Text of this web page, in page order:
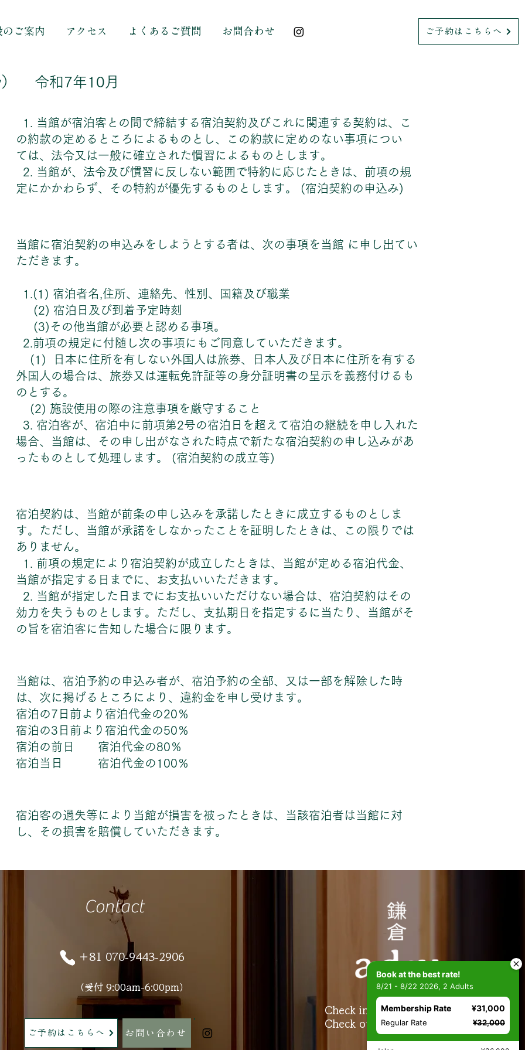
ご案内 アクセス よくあるご質問 お問合わせ ご予約はこちらへ
令和7年10月
1. 当館が宿泊客との間で締結する宿泊契約及びこれに関連する契約は、こ
の約款の定めるところによるものとし、この約款に定めのない事項につい
ては、法令又は一般に確立された慣習によるものとします。
2. 当館が、法令及び慣習に反しない範囲で特約に応じたときは、前項の規
定にかかわらず、その特約が優先するものとします。 (宿泊契約の申込み)
当館に宿泊契約の申込みをしようとする者は、次の事項を当館 に申し出てい
ただきます。
1.(1) 宿泊者名,住所、連絡先、性別、国籍及び職業
(2) 宿泊日及び到着予定時刻
(3)その他当館が必要と認める事項。
2.前項の規定に付随し次の事項にもご同意していただきます。
(1) 日本に住所を有しない外国人は旅券、日本人及び日本に住所を有する
外国人の場合は、旅券又は運転免許証等の身分証明書の呈示を義務付けるも
のとする。
(2) 施設使用の際の注意事項を厳守すること
3. 宿泊客が、宿泊中に前項第2号の宿泊日を超えて宿泊の継続を申し入れた
場合、当館は、その申し出がなされた時点で新たな宿泊契約の申し込みがあ
ったものとして処理します。 (宿泊契約の成立等)
宿泊契約は、当館が前条の申し込みを承諾したときに成立するものとしま
す。ただし、当館が承諾をしなかったことを証明したときは、この限りでは
ありません。
1. 前項の規定により宿泊契約が成立したときは、当館が定める宿泊代金、
当館が指定する日までに、お支払いいただきます。
2. 当館が指定した日までにお支払いいただけない場合は、宿泊契約はその
効力を失うものとします。ただし、支払期日を指定するに当たり、当館がそ
の旨を宿泊客に告知した場合に限ります。
当館は、宿泊予約の申込み者が、宿泊予約の全部、又は一部を解除した時
は、次に掲げるところにより、違約金を申し受けます。
宿泊の7日前より宿泊代金の20％
宿泊の3日前より宿泊代金の50％
宿泊の前日 宿泊代金の80％
宿泊当日 宿泊代金の100％
宿泊客の過失等により当館が損害を被ったときは、当該宿泊者は当館に対
し、その損害を賠償していただきます。
Contact
＋81 070-9443-2906
​（受付 9:00am-6:00pm）
ご予約はこちらへ お問い合わせ
Check in 3:00pm-8:00pm
Check out 10:00am
Book at the best rate!
8/21 - 8/22 2026, 2 Adults
Membership Rate ¥31,000
Regular Rate ¥32,000